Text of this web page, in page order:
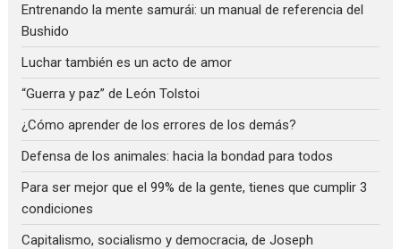
Entrenando la mente samurái: un manual de referencia del
Bushido
Luchar también es un acto de amor
“Guerra y paz” de León Tolstoi
¿Cómo aprender de los errores de los demás?
Defensa de los animales: hacia la bondad para todos
Para ser mejor que el 99% de la gente, tienes que cumplir 3
condiciones
Capitalismo, socialismo y democracia, de Joseph